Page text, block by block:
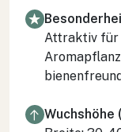
Attraktiv für
Wuchshöhe